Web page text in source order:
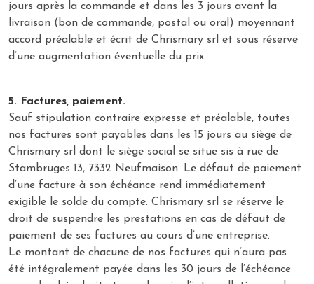
jours après la commande et dans les 3 jours avant la
livraison (bon de commande, postal ou oral) moyennant
accord préalable et écrit de Chrismary srl et sous réserve
d’une augmentation éventuelle du prix.
5. Factures, paiement.
Sauf stipulation contraire expresse et préalable, toutes
nos factures sont payables dans les 15 jours au siège de
Chrismary srl dont le siège social se situe sis à rue de
Stambruges 13, 7332 Neufmaison. Le défaut de paiement
d’une facture à son échéance rend immédiatement
exigible le solde du compte. Chrismary srl se réserve le
droit de suspendre les prestations en cas de défaut de
paiement de ses factures au cours d’une entreprise.
Le montant de chacune de nos factures qui n’aura pas
été intégralement payée dans les 30 jours de l’échéance